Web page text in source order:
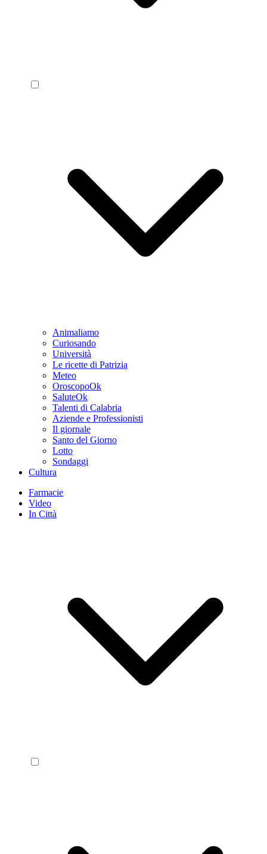
Animaliamo
Curiosando
Università
Le ricette di Patrizia
Meteo
OroscopoOk
SaluteOk
Talenti di Calabria
Aziende e Professionisti
Il giornale
Santo del Giorno
Lotto
Sondaggi
Cultura
Farmacie
Video
In Città